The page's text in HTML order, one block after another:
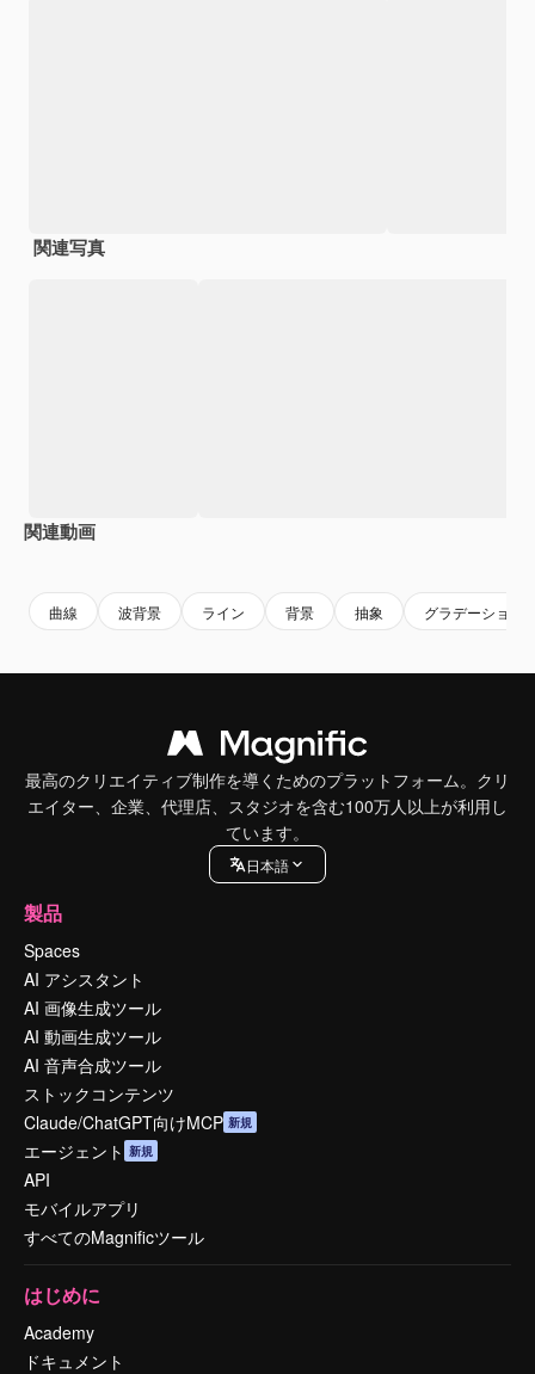
関連写真
関連動画
曲線 波背景 ライン 背景 抽象 グラデーション
最高のクリエイティブ制作を導くためのプラットフォーム。クリ
エイター、企業、代理店、スタジオを含む100万人以上が利用し
ています。
日本語
製品
Spaces
AI アシスタント
AI 画像生成ツール
AI 動画生成ツール
AI 音声合成ツール
ストックコンテンツ
Claude/ChatGPT向けMCP 新規
エージェント 新規
API
モバイルアプリ
すべてのMagnificツール
はじめに
Academy
ドキュメント